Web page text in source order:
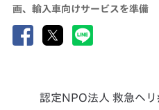
画、輸入車向けサービスを準備
認定NPO法人 救急ヘ